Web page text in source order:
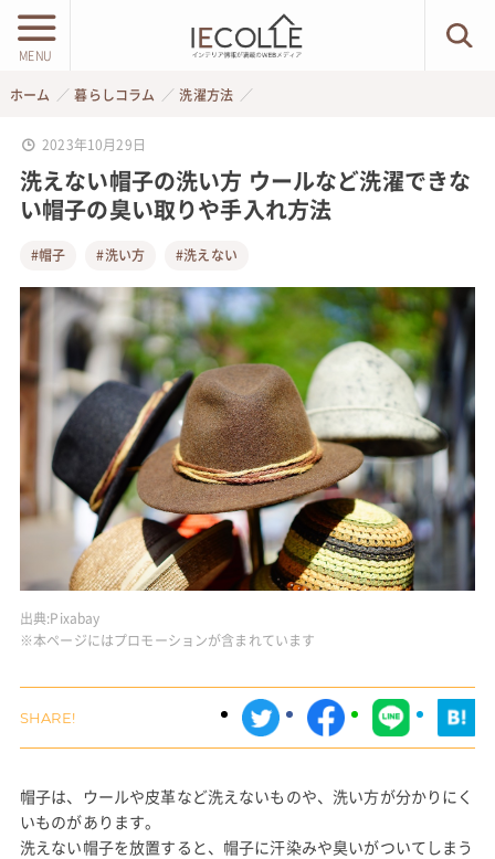
MENU
ホーム 暮らしコラム 洗濯方法
2023年10月29日
洗えない帽子の洗い方 ウールなど洗濯できな
い帽子の臭い取りや手入れ方法
#帽子 #洗い方 #洗えない
出典:Pixabay
※本ページにはプロモーションが含まれています
帽子は、ウールや皮革など洗えないものや、洗い方が分かりにく
いものがあります。
洗えない帽子を放置すると、帽子に汗染みや臭いがついてしまう